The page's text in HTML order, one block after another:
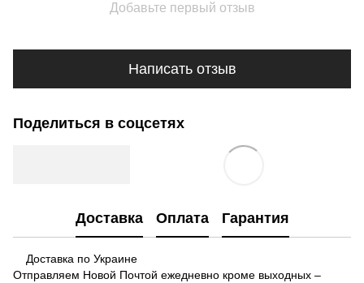
Добавьте первый отзыв
Написать отзыв
Поделиться в соцсетях
Доставка Оплата Гарантия
Доставка по Украине
Отправляем Новой Почтой ежедневно кроме выходных –